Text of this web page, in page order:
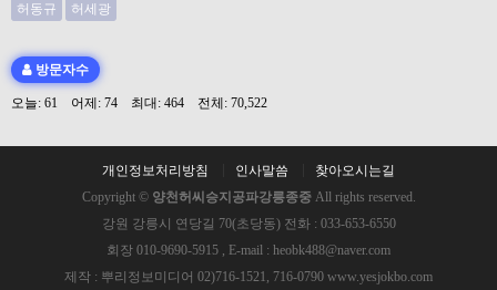
허동규 허세광
방문자수
오늘: 61 어제: 74 최대: 464 전체: 70,522
개인정보처리방침 인사말씀
찾아오시는길
Copyright © 양천허씨승지공파강릉종중All rights reserved.
강원 강릉시 연당길 70(초당동) 전화 : 033-653-6550
회장 010-9690-5915 , E-mail : heobk488@naver.com
제작 : 뿌리정보미디어 02)716-1521, 716-0790 www.yesjokbo.com